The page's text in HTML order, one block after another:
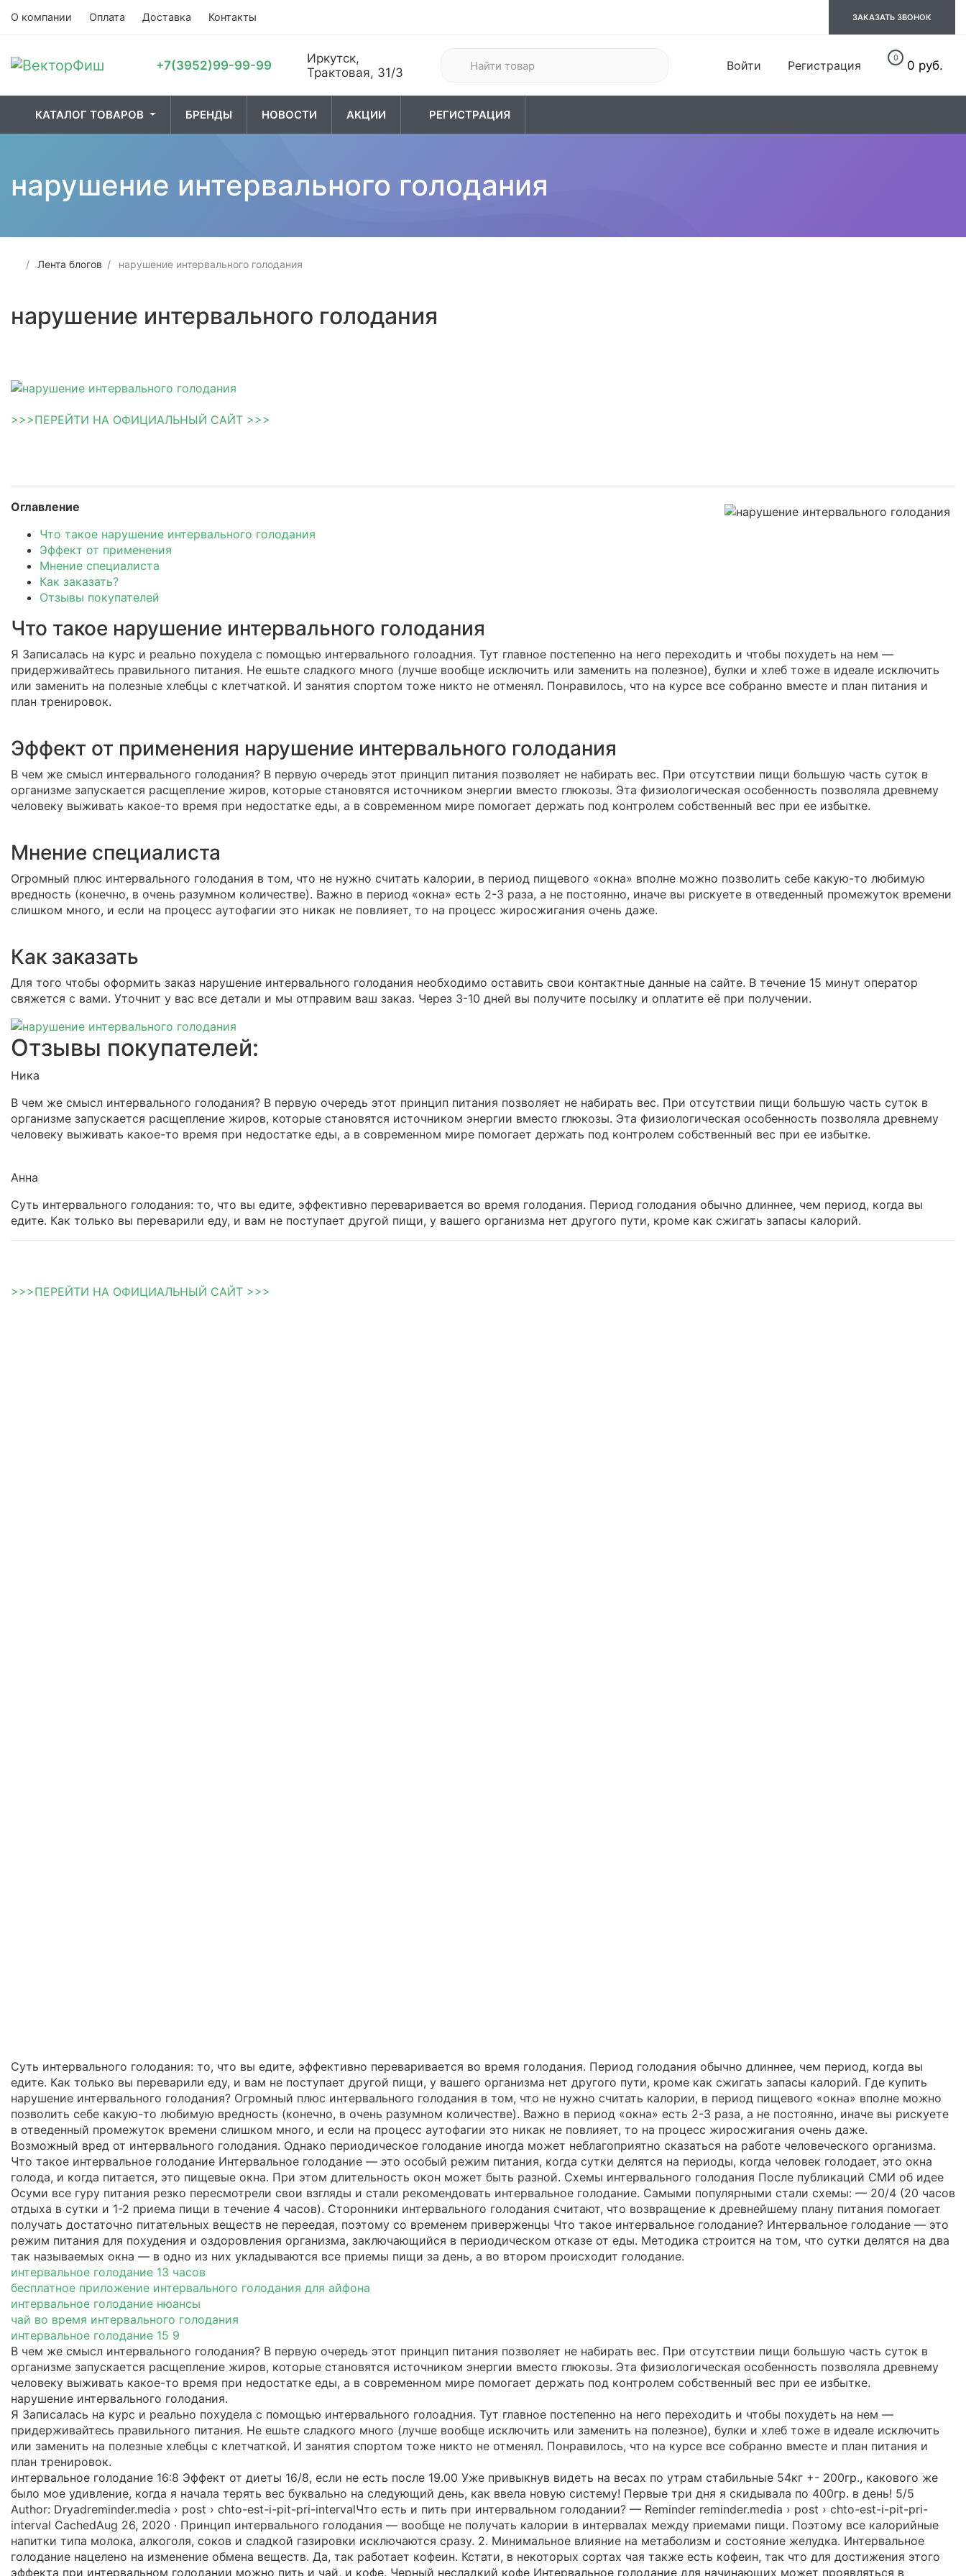
О компании Оплата Доставка Контакты ЗАКАЗАТЬ ЗВОНОК
+7(3952)99-99-99
Иркутск,
Трактовая, 31/3
Войти Регистрация
0
0 руб.
КАТАЛОГ ТОВАРОВ БРЕНДЫ НОВОСТИ АКЦИИ РЕГИСТРАЦИЯ
нарушение интервального голодания
Лента блогов нарушение интервального голодания
нарушение интервального голодания
>>>ПЕРЕЙТИ НА ОФИЦИАЛЬНЫЙ САЙТ >>>
Оглавление
Что такое нарушение интервального голодания
Эффект от применения
Мнение специалиста
Как заказать?
Отзывы покупателей
Что такое нарушение интервального голодания
Я Записалась на курс и реально похудела с помощью интервального голоадния. Тут главное постепенно на него переходить и чтобы похудеть на нем —
придерживайтесь правильного питания. Не ешьте сладкого много (лучше вообще исключить или заменить на полезное), булки и хлеб тоже в идеале исключить
или заменить на полезные хлебцы с клетчаткой. И занятия спортом тоже никто не отменял. Понравилось, что на курсе все собранно вместе и план питания и
план тренировок.
Эффект от применения нарушение интервального голодания
В чем же смысл интервального голодания? В первую очередь этот принцип питания позволяет не набирать вес. При отсутствии пищи большую часть суток в
организме запускается расщепление жиров, которые становятся источником энергии вместо глюкозы. Эта физиологическая особенность позволяла древнему
человеку выживать какое-то время при недостатке еды, а в современном мире помогает держать под контролем собственный вес при ее избытке.
Мнение специалиста
Огромный плюс интервального голодания в том, что не нужно считать калории, в период пищевого «окна» вполне можно позволить себе какую-то любимую
вредность (конечно, в очень разумном количестве). Важно в период «окна» есть 2-3 раза, а не постоянно, иначе вы рискуете в отведенный промежуток времени
слишком много, и если на процесс аутофагии это никак не повлияет, то на процесс жиросжигания очень даже.
Как заказать
Для того чтобы оформить заказ нарушение интервального голодания необходимо оставить свои контактные данные на сайте. В течение 15 минут оператор
свяжется с вами. Уточнит у вас все детали и мы отправим ваш заказ. Через 3-10 дней вы получите посылку и оплатите её при получении.
Отзывы покупателей:
Ника
В чем же смысл интервального голодания? В первую очередь этот принцип питания позволяет не набирать вес. При отсутствии пищи большую часть суток в
организме запускается расщепление жиров, которые становятся источником энергии вместо глюкозы. Эта физиологическая особенность позволяла древнему
человеку выживать какое-то время при недостатке еды, а в современном мире помогает держать под контролем собственный вес при ее избытке.
Анна
Суть интервального голодания: то, что вы едите, эффективно переваривается во время голодания. Период голодания обычно длиннее, чем период, когда вы
едите. Как только вы переварили еду, и вам не поступает другой пищи, у вашего организма нет другого пути, кроме как сжигать запасы калорий.
>>>ПЕРЕЙТИ НА ОФИЦИАЛЬНЫЙ САЙТ >>>
Суть интервального голодания: то, что вы едите, эффективно переваривается во время голодания. Период голодания обычно длиннее, чем период, когда вы
едите. Как только вы переварили еду, и вам не поступает другой пищи, у вашего организма нет другого пути, кроме как сжигать запасы калорий. Где купить
нарушение интервального голодания? Огромный плюс интервального голодания в том, что не нужно считать калории, в период пищевого «окна» вполне можно
позволить себе какую-то любимую вредность (конечно, в очень разумном количестве). Важно в период «окна» есть 2-3 раза, а не постоянно, иначе вы рискуете
в отведенный промежуток времени слишком много, и если на процесс аутофагии это никак не повлияет, то на процесс жиросжигания очень даже.
Возможный вред от интервального голодания. Однако периодическое голодание иногда может неблагоприятно сказаться на работе человеческого организма.
Что такое интервальное голодание Интервальное голодание — это особый режим питания, когда сутки делятся на периоды, когда человек голодает, это окна
голода, и когда питается, это пищевые окна. При этом длительность окон может быть разной. Схемы интервального голодания После публикаций СМИ об идее
Осуми все гуру питания резко пересмотрели свои взгляды и стали рекомендовать интервальное голодание. Самыми популярными стали схемы: — 20/4 (20 часов
отдыха в сутки и 1-2 приема пищи в течение 4 часов). Сторонники интервального голодания считают, что возвращение к древнейшему плану питания помогает
получать достаточно питательных веществ не переедая, поэтому со временем приверженцы Что такое интервальное голодание? Интервальное голодание — это
режим питания для похудения и оздоровления организма, заключающийся в периодическом отказе от еды. Методика строится на том, что сутки делятся на два
так называемых окна — в одно из них укладываются все приемы пищи за день, а во втором происходит голодание.
интервальное голодание 13 часов
бесплатное приложение интервального голодания для айфона
интервальное голодание нюансы
чай во время интервального голодания
интервальное голодание 15 9
В чем же смысл интервального голодания? В первую очередь этот принцип питания позволяет не набирать вес. При отсутствии пищи большую часть суток в
организме запускается расщепление жиров, которые становятся источником энергии вместо глюкозы. Эта физиологическая особенность позволяла древнему
человеку выживать какое-то время при недостатке еды, а в современном мире помогает держать под контролем собственный вес при ее избытке.
нарушение интервального голодания.
Я Записалась на курс и реально похудела с помощью интервального голоадния. Тут главное постепенно на него переходить и чтобы похудеть на нем —
придерживайтесь правильного питания. Не ешьте сладкого много (лучше вообще исключить или заменить на полезное), булки и хлеб тоже в идеале исключить
или заменить на полезные хлебцы с клетчаткой. И занятия спортом тоже никто не отменял. Понравилось, что на курсе все собранно вместе и план питания и
план тренировок.
интервальное голодание 16:8 Эффект от диеты 16/8, если не есть после 19.00 Уже привыкнув видеть на весах по утрам стабильные 54кг +- 200гр., какового же
было мое удивление, когда я начала терять вес буквально на следующий день, как ввела новую систему! Первые три дня я скидывала по 400гр. в день! 5/5
Author: Dryadreminder.media › post › chto-est-i-pit-pri-intervalЧто есть и пить при интервальном голодании? — Reminder reminder.media › post › chto-est-i-pit-pri-
interval CachedAug 26, 2020 · Принцип интервального голодания — вообще не получать калории в интервалах между приемами пищи. Поэтому все калорийные
напитки типа молока, алкоголя, соков и сладкой газировки исключаются сразу. 2. Минимальное влияние на метаболизм и состояние желудка. Интервальное
голодание нацелено на изменение обмена веществ. Да, так работает кофеин. Кстати, в некоторых сортах чая также есть кофеин, так что для достижения этого
эффекта при интервальном голодании можно пить и чай, и кофе. Черный несладкий кофе Интервальное голодание для начинающих может проявляться в